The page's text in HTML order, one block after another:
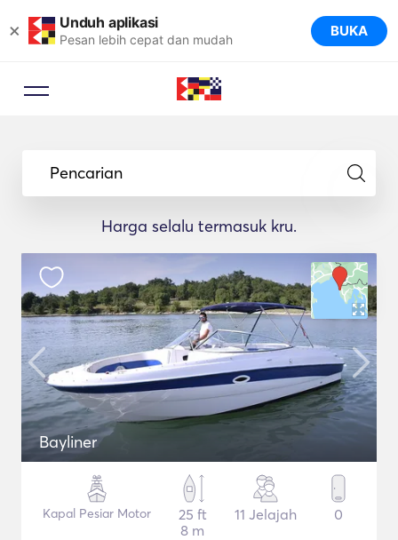
× Unduh aplikasi
Pesan lebih cepat dan mudah BUKA
Pencarian
Harga selalu termasuk kru.
Bayliner
Kapal Pesiar Motor
25 ft
8 m
11 Jelajah 0